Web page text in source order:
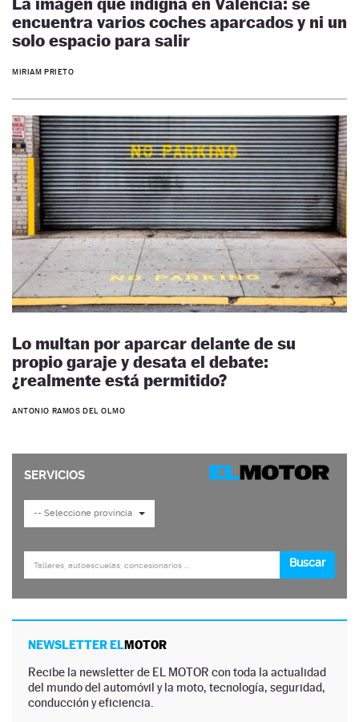
encuentra varios coches aparcados y ni un
solo espacio para salir
MIRIAM PRIETO
Lo multan por aparcar delante de su
propio garaje y desata el debate:
¿realmente está permitido?
ANTONIO RAMOS DEL OLMO
NEWSLETTER ELMOTOR
Recibe la newsletter de EL MOTOR con toda la actualidad
del mundo del automóvil y la moto, tecnología, seguridad,
conducción y eficiencia.